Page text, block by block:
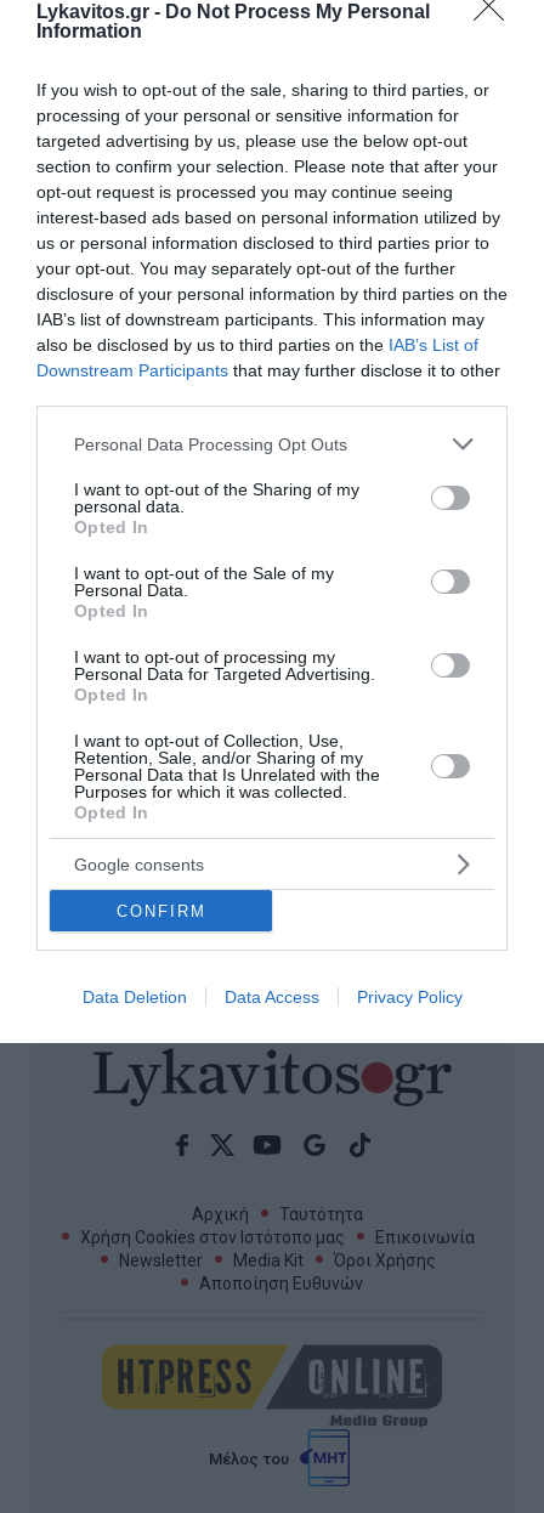
Lykavitos.gr - Do Not Process My Personal
Information
If you wish to opt-out of the sale, sharing to third parties, or
processing of your personal or sensitive information for
targeted advertising by us, please use the below opt-out
section to confirm your selection. Please note that after your
opt-out request is processed you may continue seeing
interest-based ads based on personal information utilized by
us or personal information disclosed to third parties prior to
your opt-out. You may separately opt-out of the further
disclosure of your personal information by third parties on the
IAB’s list of downstream participants. This information may
also be disclosed by us to third parties on the IAB’s List of
Downstream Participants that may further disclose it to other
Please note that this website/app uses one or more Google
not limited to your visit or usage behaviour. You may click to
grant or deny consent to Google and its third-party tags to
use your data for below specified purposes in below Google
consent section.
Personal Data Processing Opt Outs
I want to opt-out of the Sharing of my
personal data.
Opted In
I want to opt-out of the Sale of my
Personal Data.
Opted In
I want to opt-out of processing my
Personal Data for Targeted Advertising.
Opted In
I want to opt-out of Collection, Use,
Retention, Sale, and/or Sharing of my
Personal Data that Is Unrelated with the
Purposes for which it was collected.
Opted In
Google consents
CONFIRM
Data Deletion Data Access Privacy Policy
Τουλάχιστον τρία λεωφορεία που είχαν μεταβεί την
Πηγάδια έχουν αποκλειστεί στην κάθοδο από αυτό εξαι...
12 Ιανουαρίου 2025
Ροή ειδήσεων
Ελαφονήσι: Συνελήφθη για 7η φορά παρκαδόρος που
«ψάρευε» πελάτες – Αστυνομικοί παρίσταναν τους
τουρίστες
Μπακαλιάρος ογκρατέν
Γιάννης Κωνσταντέλιας: Έγινε ξανά πατέρας – Απέκτησε
Καιρός: «Καμίνι» η χώρα με έως 39°C – Άνεμοι έως 7
Χανιά: 17χρονη κατήγγειλε ότι 24χρονος την κλείδωσε σε
Κολομβία: 1 δισ. δολάρια από τις ΗΠΑ στον νέο
καρτέλ
Σοβαρό τροχαίο στο Λαγονήσι: Μηχανή της ΔΙΑΣ
τραυματίες
Σαν σήμερα - 9 Αυγούστου
Το Πατητήρι Αλοννήσου
Ποιο λάθος κάνουμε όταν κόβουμε το καρπούζι
Αρχική
Ταυτότητα
Χρήση Cookies στον Ιστότοπο μας
Επικοινωνία
Newsletter
Media Kit
Όροι Χρήσης
Αποποίηση Ευθυνών
Μέλος του